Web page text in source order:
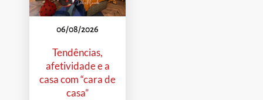
06/08/2026
Tendências,
afetividade e a
casa com “cara de
casa”